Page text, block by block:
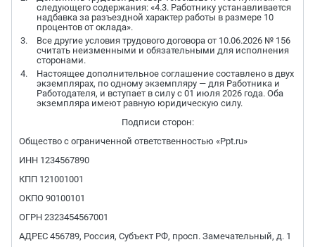
следующего содержания: «4.3. Работнику устанавливается
надбавка за разъездной характер работы в размере 10
процентов от оклада».
Все другие условия трудового договора от 10.06.2026 № 156
считать неизменными и обязательными для исполнения
сторонами.
Настоящее дополнительное соглашение составлено в двух
экземплярах, по одному экземпляру — для Работника и
Работодателя, и вступает в силу с 01 июля 2026 года. Оба
экземпляра имеют равную юридическую силу.
Подписи сторон:
Общество с ограниченной ответственностью «Ppt.ru»
ИНН 1234567890
КПП 121001001
ОКПО 90100101
ОГРН 2323454567001
АДРЕС 456789, Россия, Субъект РФ, просп. Замечательный, д. 1